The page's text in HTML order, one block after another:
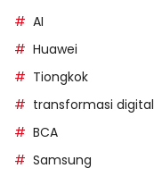
AI
Huawei
Tiongkok
transformasi digital
BCA
Samsung